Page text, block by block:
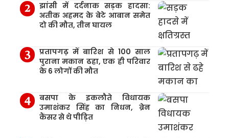
झांसी में दर्दनाक सड़क हादसा:
अतीक अहमद के बेटे आबान समेत
दो की मौत, तीन घायल
प्रतापगढ़ में बारिश से 100 साल
पुराना मकान ढहा, एक ही परिवार
के 6 लोगों की मौत
बसपा के इकलौते विधायक
उमाशंकर सिंह का निधन, ब्रेन
कैंसर से थे पीड़ित